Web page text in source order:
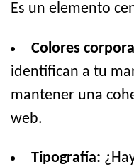
Es un elemento
Colores
identifican a tu
mantener una
web.
Tipografía: